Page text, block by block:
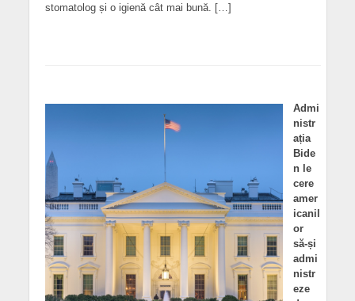
stomatolog și o igienă cât mai bună. […]
Admi
nistr
ația
Bide
n le
cere
amer
icanil
or
să-și
admi
nistr
eze